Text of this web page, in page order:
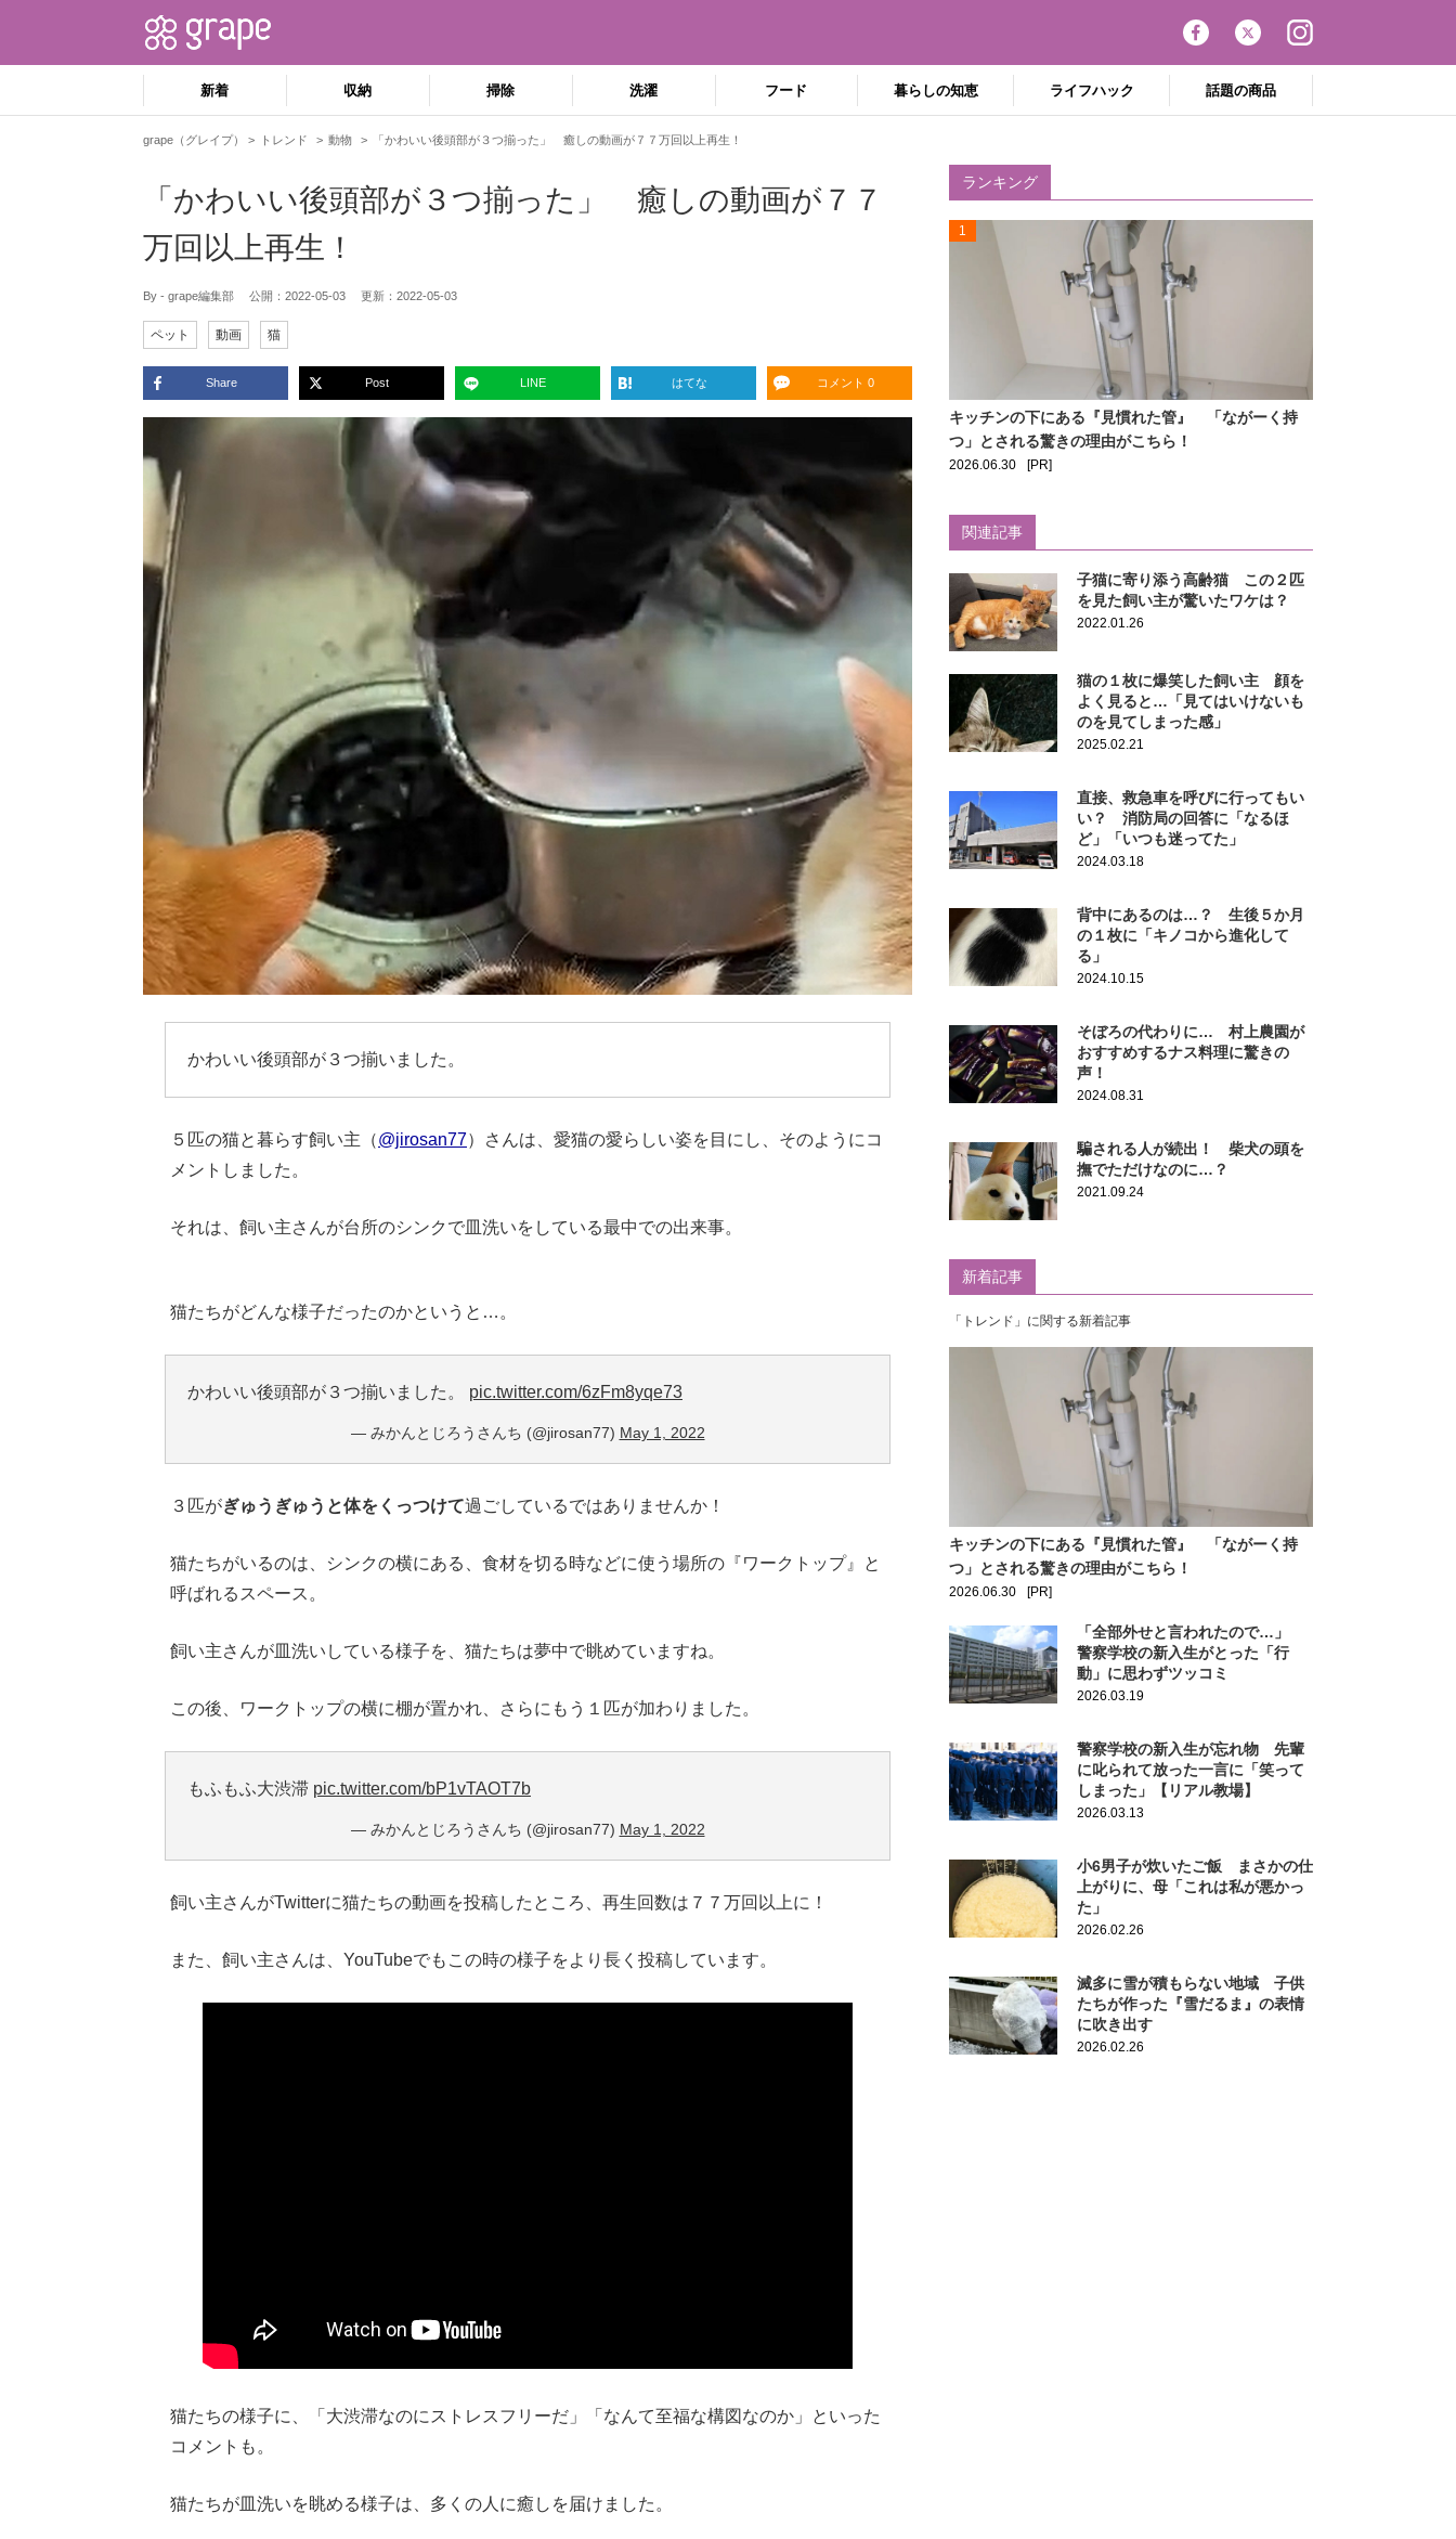
新着 収納 掃除 洗濯 フード 暮らしの知恵 ライフハック 話題の商品
grape（グレイプ） トレンド 動物 「かわいい後頭部が３つ揃った」 癒しの動画が７７万回以上再生！
「かわいい後頭部が３つ揃った」 癒しの動画が７７
万回以上再生！
By - grape編集部 公開： 2022-05-03 更新： 2022-05-03
ペット 動画 猫
Share Post LINE はてな コメント 0
かわいい後頭部が３つ揃いました。
５匹の猫と暮らす飼い主（@jirosan77）さんは、愛猫の愛らしい姿を目にし、そのようにコ
メントしました。
それは、飼い主さんが台所のシンクで皿洗いをしている最中での出来事。
猫たちがどんな様子だったのかというと…。
かわいい後頭部が３つ揃いました。 pic.twitter.com/6zFm8yqe73
— みかんとじろうさんち (@jirosan77) May 1, 2022
３匹がぎゅうぎゅうと体をくっつけて過ごしているではありませんか！
猫たちがいるのは、シンクの横にある、食材を切る時などに使う場所の『ワークトップ』と
呼ばれるスペース。
飼い主さんが皿洗いしている様子を、猫たちは夢中で眺めていますね。
この後、ワークトップの横に棚が置かれ、さらにもう１匹が加わりました。
もふもふ大渋滞 pic.twitter.com/bP1vTAOT7b
— みかんとじろうさんち (@jirosan77) May 1, 2022
飼い主さんがTwitterに猫たちの動画を投稿したところ、再生回数は７７万回以上に！
また、飼い主さんは、YouTubeでもこの時の様子をより長く投稿しています。
猫たちの様子に、「大渋滞なのにストレスフリーだ」「なんて至福な構図なのか」といった
コメントも。
猫たちが皿洗いを眺める様子は、多くの人に癒しを届けました。
ランキング
1
キッチンの下にある『見慣れた管』 「ながーく持
つ」とされる驚きの理由がこちら！
2026.06.30 [PR]
関連記事
子猫に寄り添う高齢猫 この２匹
を見た飼い主が驚いたワケは？
2022.01.26
猫の１枚に爆笑した飼い主 顔を
よく見ると…「見てはいけないも
のを見てしまった感」
2025.02.21
直接、救急車を呼びに行ってもい
い？ 消防局の回答に「なるほ
ど」「いつも迷ってた」
2024.03.18
背中にあるのは…？ 生後５か月
の１枚に「キノコから進化して
る」
2024.10.15
そぼろの代わりに… 村上農園が
おすすめするナス料理に驚きの
声！
2024.08.31
騙される人が続出！ 柴犬の頭を
撫でただけなのに…？
2021.09.24
新着記事
「トレンド」に関する新着記事
キッチンの下にある『見慣れた管』 「ながーく持
つ」とされる驚きの理由がこちら！
2026.06.30 [PR]
「全部外せと言われたので…」
警察学校の新入生がとった「行
動」に思わずツッコミ
2026.03.19
警察学校の新入生が忘れ物 先輩
に叱られて放った一言に「笑って
しまった」【リアル教場】
2026.03.13
小6男子が炊いたご飯 まさかの仕
上がりに、母「これは私が悪かっ
た」
2026.02.26
滅多に雪が積もらない地域 子供
たちが作った『雪だるま』の表情
に吹き出す
2026.02.26